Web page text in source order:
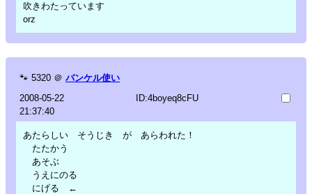
吹きわたっています
orz
🐾 5320 ＠ バンケル使い
2008-05-22
21:37:40
ID:4boyeq8cFU
あたらしい そうじき が あらわれた！
たたかう
あそぶ
うえにのる
にげる ←